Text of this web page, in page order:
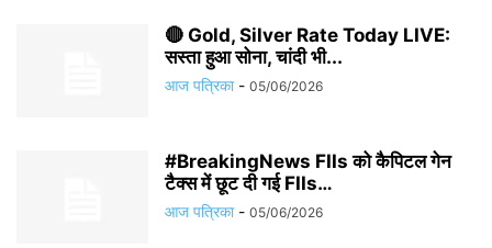
🔴 Gold, Silver Rate Today LIVE:
सस्ता हुआ सोना, चांदी भी...
आज पत्रिका - 05/06/2026
#BreakingNews FIIs को कैपिटल गेन
टैक्स में छूट दी गई FIIs…
आज पत्रिका - 05/06/2026